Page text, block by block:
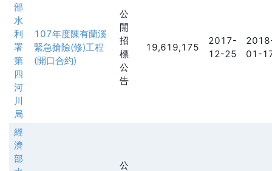
部
水
利
署
第
四
河
川
局
107年度陳有蘭溪
緊急搶險(修)工程
(開口合約)
公
開
招
標
公
告
19,619,175
2017-
12-25
01-
經
濟
部
公